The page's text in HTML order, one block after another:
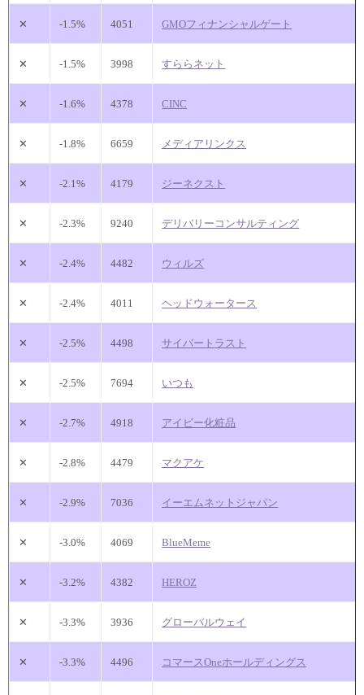
✕ -1.5% 4051 GMOフィナンシャルゲート
✕ -1.5% 3998 すららネット
✕ -1.6% 4378 CINC
✕ -1.8% 6659 メディアリンクス
✕ -2.1% 4179 ジーネクスト
✕ -2.3% 9240 デリバリーコンサルティング
✕ -2.4% 4482 ウィルズ
✕ -2.4% 4011 ヘッドウォータース
✕ -2.5% 4498 サイバートラスト
✕ -2.5% 7694 いつも
✕ -2.7% 4918 アイビー化粧品
✕ -2.8% 4479 マクアケ
✕ -2.9% 7036 イーエムネットジャパン
✕ -3.0% 4069 BlueMeme
✕ -3.2% 4382 HEROZ
✕ -3.3% 3936 グローバルウェイ
✕ -3.3% 4496 コマースOneホールディングス